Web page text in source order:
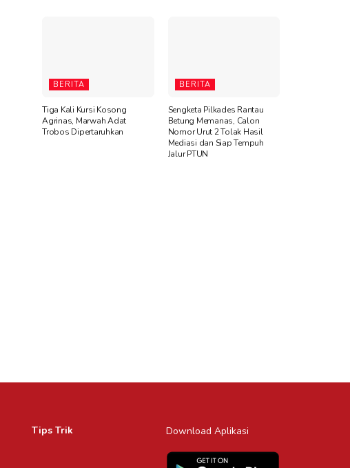
BERITA
Tiga Kali Kursi Kosong
Agrinas, Marwah Adat
Trobos Dipertaruhkan
BERITA
Sengketa Pilkades Rantau
Betung Memanas, Calon
Nomor Urut 2 Tolak Hasil
Mediasi dan Siap Tempuh
Jalur PTUN
Tips Trik Download Aplikasi